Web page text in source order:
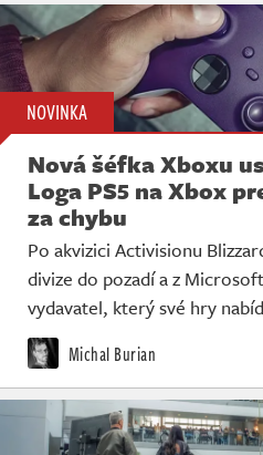
NOVINKA
Nová šéfka Xboxu
Loga PS5 na Xbox
za chybu
Po akvizici Activisionu
divize do pozadí a z
vydavatel, který své hry
Michal Burian